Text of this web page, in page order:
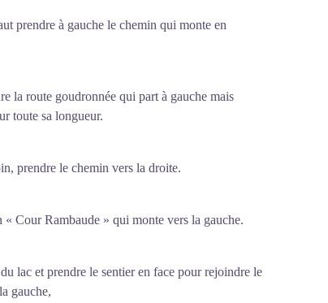
prendre à gauche le chemin qui monte en
la route goudronnée qui part à gauche mais
toute sa longueur.
prendre le chemin vers la droite.
Cour Rambaude » qui monte vers la gauche.
lac et prendre le sentier en face pour rejoindre le
gauche,